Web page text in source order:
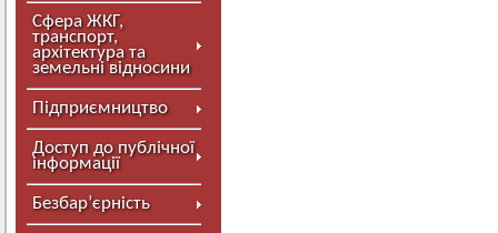
Сфера ЖКГ,
транспорт,
архітектура та
земельні відносини
Підприємництво
Доступ до публічної
інформації
Безбар’єрність